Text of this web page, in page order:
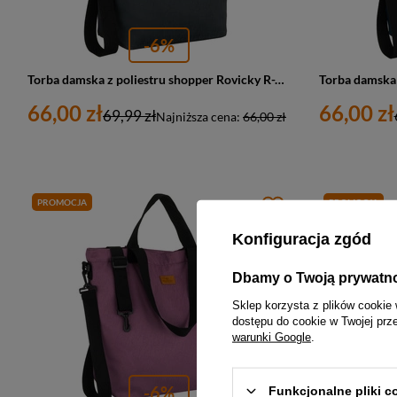
-6%
Torba damska z poliestru shopper Rovicky R-TZ15605-ZJ duża A4 szara
66,00 zł Najniższa cena: 66,00 zł
69,99 zł 66,00 zł
PROMOCJA
-6%
PROMOCJA
Konfiguracja zgód
Dbamy o Twoją
Sklep korzysta z plików cookie
dostępu do cookie w Twojej
warunki Google
Funkcjonalne pliki